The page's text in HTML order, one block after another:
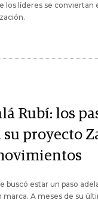
los líderes se
Rubí: los
proyecto
buscó estar un paso
marca. A meses de su